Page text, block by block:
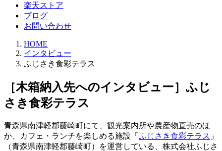
楽天ストア
ブログ
お問い合わせ
HOME
インタビュー
ふじさき食彩テラス
［木箱納入先へのインタビュー］ふじ
さき食彩テラス
青森県南津軽郡藤崎町にて、観光案内所や農産物直売のほ
か、カフェ・ランチを楽しめる施設「 ふじさき食彩テラス 」
（青森県南津軽郡藤崎町）を運営している、株式会社ふじさ